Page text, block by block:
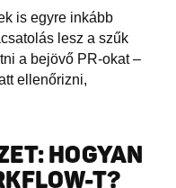
is egyre inkább
lesz a szűk
a bejövő PR-okat –
ellenőrizni,
HOGYAN
T?